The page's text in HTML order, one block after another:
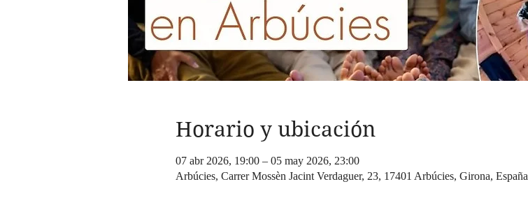
Horario y ubicación
07 abr 2026, 19:00 – 05 may 2026, 23:00
Arbúcies, Carrer Mossèn Jacint Verdaguer, 23, 17401 Arbúcies, Girona, España